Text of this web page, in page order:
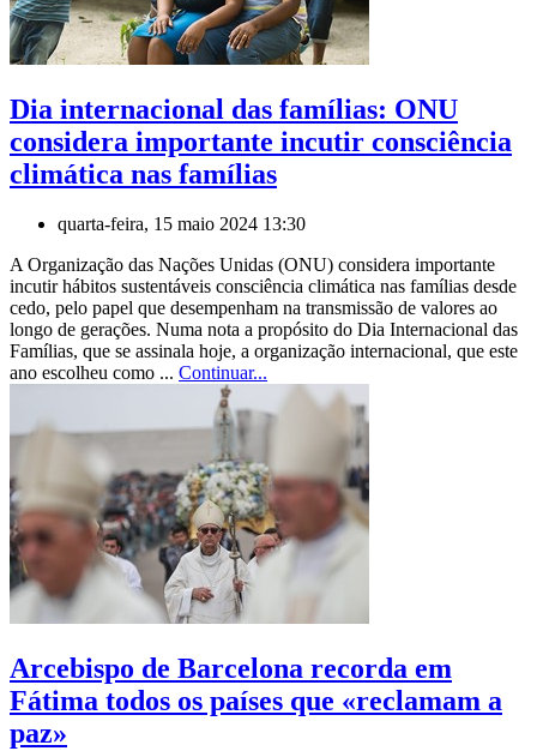
Dia internacional das famílias: ONU
considera importante incutir consciência
climática nas famílias
quarta-feira, 15 maio 2024 13:30
A Organização das Nações Unidas (ONU) considera importante
incutir hábitos sustentáveis consciência climática nas famílias desde
cedo, pelo papel que desempenham na transmissão de valores ao
longo de gerações. Numa nota a propósito do Dia Internacional das
Famílias, que se assinala hoje, a organização internacional, que este
ano escolheu como ... Continuar...
Arcebispo de Barcelona recorda em
Fátima todos os países que «reclamam a
paz»